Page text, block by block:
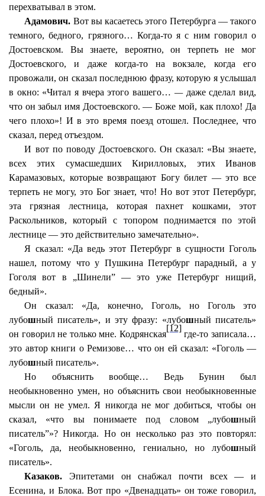
перехватывал в этом.
Адамович. Вот вы касаетесь этого Петербурга — такого
темного, бедного, грязного… Когда-то я с ним говорил о
Достоевском. Вы знаете, вероятно, он терпеть не мог
Достоевского, и даже когда-то на вокзале, когда его
провожали, он сказал последнюю фразу, которую я услышал
в окно: «Читал я вчера этого вашего… — даже сделал вид,
что он забыл имя Достоевского. — Боже мой, как плохо! Да
чего плохо»! И в это время поезд отошел. Последнее, что
сказал, перед отъездом.
И вот по поводу Достоевского. Он сказал: «Вы знаете,
всех этих сумасшедших Кирилловых, этих Иванов
Карамазовых, которые возвращают Богу билет — это все
терпеть не могу, это Бог знает, что! Но вот этот Петербург,
эта грязная лестница, которая пахнет кошками, этот
Раскольников, который с топором поднимается по этой
лестнице — это действительно замечательно».
Я сказал: «Да ведь этот Петербург в сущности Гоголь
нашел, потому что у Пушкина Петербург парадный, а у
Гоголя вот в „Шинели” — это уже Петербург нищий,
бедный».
Он сказал: «Да, конечно, Гоголь, но Гоголь это
лубошный писатель», и эту фразу: «лубошный писатель»
он говорил не только мне. Кодрянская
[12]
где-то записала…
это автор книги о Ремизове… что он ей сказал: «Гоголь —
лубошный писатель».
Но объяснить вообще… Ведь Бунин был
необыкновенно умен, но объяснить свои необыкновенные
мысли он не умел. Я никогда не мог добиться, чтобы он
сказал, «что вы понимаете под словом „лубошный
писатель”»? Никогда. Но он несколько раз это повторял:
«Гоголь, да, необыкновенно, гениально, но лубошный
писатель».
Казаков. Эпитетами он снабжал почти всех — и
Есенина, и Блока. Вот про «Двенадцать» он тоже говорил,